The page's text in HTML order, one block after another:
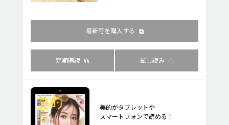
最新号を購入する
定期購読 試し読み
美的がタブレットや
スマートフォンで読める！